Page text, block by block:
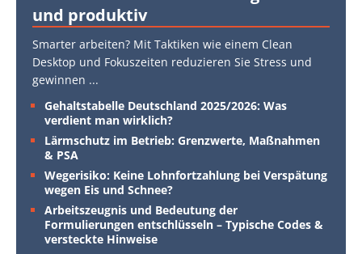
und produktiv
Smarter arbeiten? Mit Taktiken wie einem Clean
Desktop und Fokuszeiten reduzieren Sie Stress und
gewinnen ...
Gehaltstabelle Deutschland 2025/2026: Was
verdient man wirklich?
Lärmschutz im Betrieb: Grenzwerte, Maßnahmen
& PSA
Wegerisiko: Keine Lohnfortzahlung bei Verspätung
wegen Eis und Schnee?
Arbeitszeugnis und Bedeutung der
Formulierungen entschlüsseln – Typische Codes &
versteckte Hinweise